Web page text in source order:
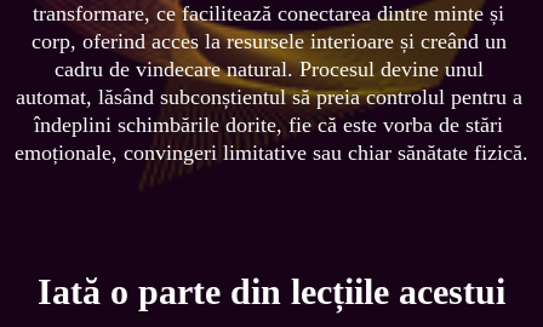
transformare, ce facilitează conectarea dintre minte și
corp, oferind acces la resursele interioare și creând un
cadru de vindecare natural. Procesul devine unul
automat, lăsând subconștientul să preia controlul pentru a
îndeplini schimbările dorite, fie că este vorba de stări
emoționale, convingeri limitative sau chiar sănătate fizică.
Iată o parte din lecțiile acestui